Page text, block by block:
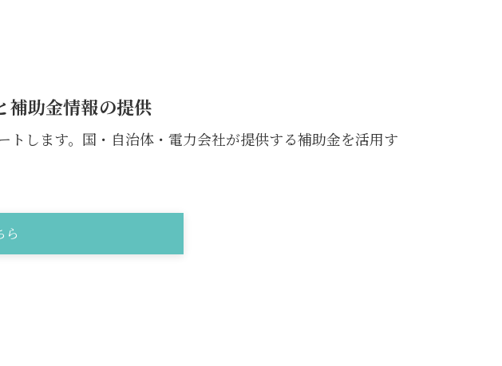
補助金情報の提供
します。国・自治体・電力会社が提供する補助金を活用す
ら